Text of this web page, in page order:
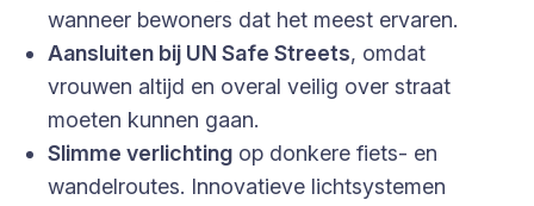
wanneer bewoners dat het meest ervaren.
Aansluiten bij UN Safe Streets, omdat
vrouwen altijd en overal veilig over straat
moeten kunnen gaan.
Slimme verlichting op donkere fiets- en
wandelroutes. Innovatieve lichtsystemen